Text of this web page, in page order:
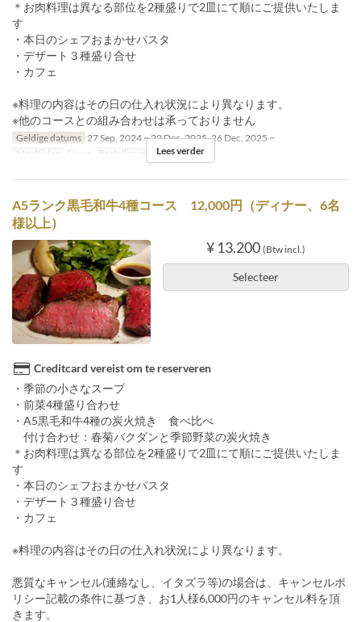
＊お肉料理は異なる部位を2種盛りで2皿にて順にご提供いたしま
す
・本日のシェフおまかせパスタ
・デザート３種盛り合せ
・カフェ
※料理の内容はその日の仕入れ状況により異なります。
※他のコースとの組み合わせは承っておりません
Geldige datums 27 Sep, 2024 ~ 22 Dec, 2025, 26 Dec, 2025 ~
Maaltijden
Diner Bestellimiet 2 ~ 5
Lees verder
A5ランク黒毛和牛4種コース 12,000円（ディナー、6名
様以上）
¥ 13.200 (Btw incl.)
Selecteer
Creditcard vereist om te reserveren
・季節の小さなスープ
・前菜4種盛り合わせ
・A5黒毛和牛4種の炭火焼き 食べ比べ
付け合わせ：春菊バクダンと季節野菜の炭火焼き
＊お肉料理は異なる部位を2種盛りで2皿にて順にご提供いたしま
す
・本日のシェフおまかせパスタ
・デザート３種盛り合せ
・カフェ
※料理の内容はその日の仕入れ状況により異なります。
悪質なキャンセル(連絡なし、イタズラ等)の場合は、キャンセルポ
リシー記載の条件に基づき、お1人様6,000円のキャンセル料を頂
きます。